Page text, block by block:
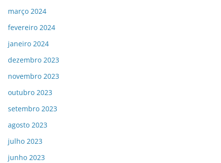
março 2024
fevereiro 2024
janeiro 2024
dezembro 2023
novembro 2023
outubro 2023
setembro 2023
agosto 2023
julho 2023
junho 2023